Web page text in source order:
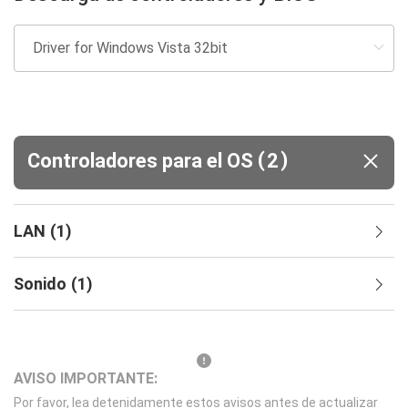
Controladores para el OS (2)
LAN (1)
Sonido (1)
AVISO IMPORTANTE:
Por favor, lea detenidamente estos avisos antes de actualizar